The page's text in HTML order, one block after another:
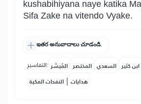
kushabihiyana naye katika
Sifa Zake na vitendo Vyake.
ఇతర అనువాదాలు చూడండి.
التفاسير: المُيسَّر المختصر السعدي ابن كثير
النفحات المكية | هدايات